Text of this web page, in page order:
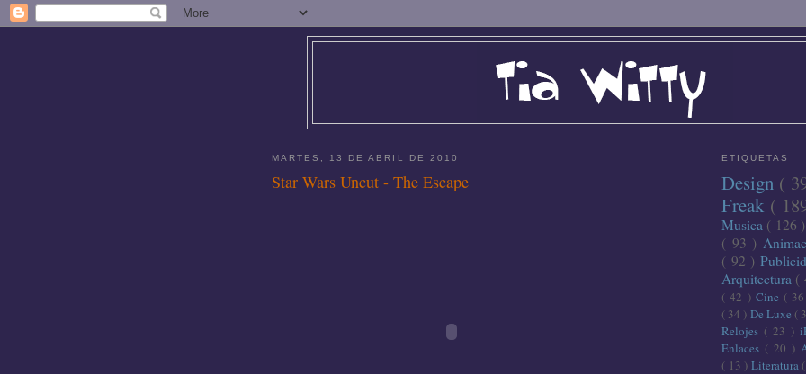
MARTES, 13 DE ABRIL DE 2010
Star Wars Uncut - The Escape
ETIQUETAS
Design (
Freak (
Musica ( 126 )
( 93 )
( 92 )
Arquitectura (
( 42 ) Cine (
( 34 ) De Luxe (
Relojes ( 23 )
Enlaces ( 20 )
( 13 ) Literatura